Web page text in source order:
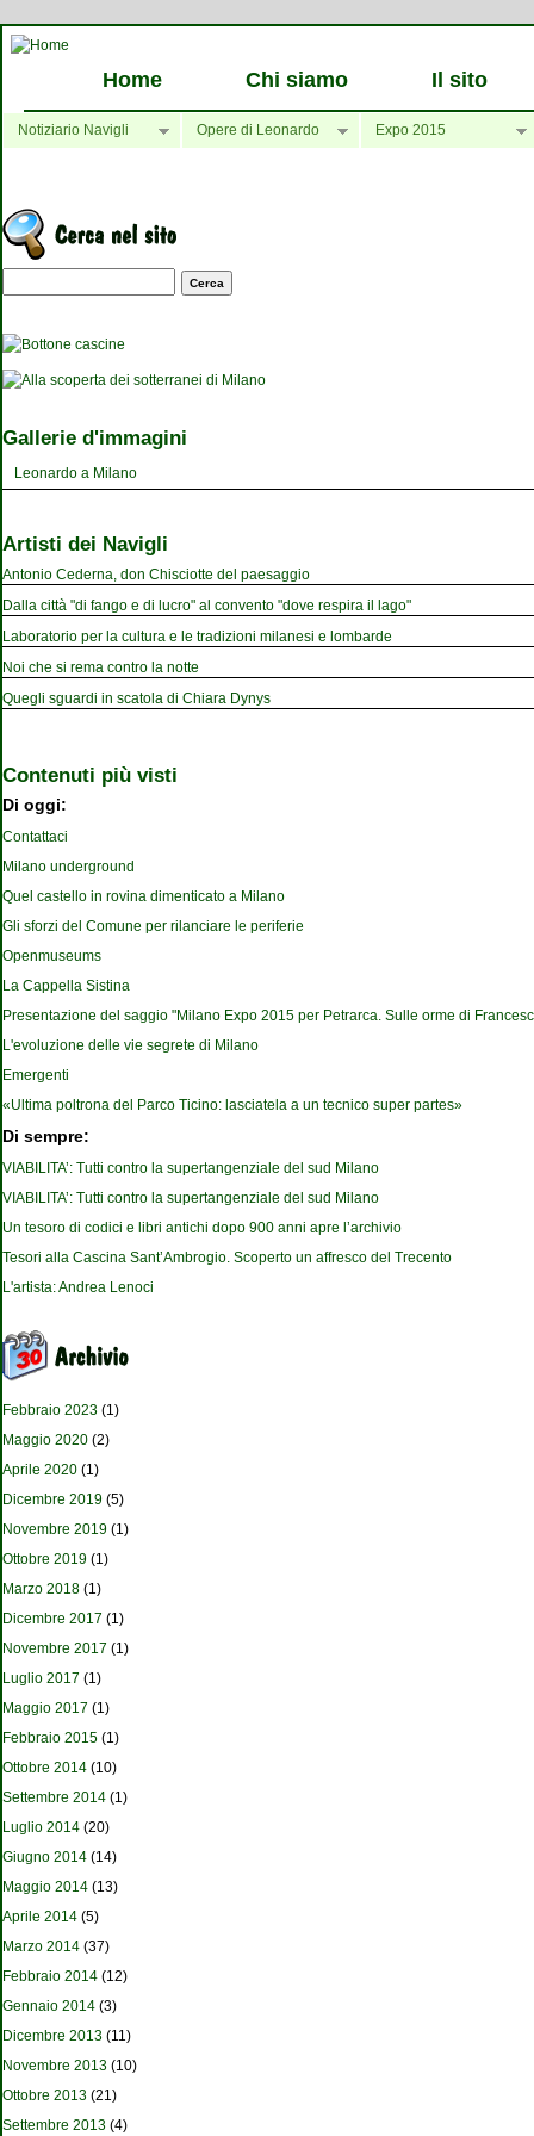
Home Chi siamo Il sito
Notiziario Navigli Opere di Leonardo Expo 2015
Maschera di ricerca
Gallerie d'immagini
Leonardo a Milano
Artisti dei Navigli
Antonio Cederna, don Chisciotte del paesaggio
Dalla città "di fango e di lucro" al convento "dove respira il lago"
Laboratorio per la cultura e le tradizioni milanesi e lombarde
Noi che si rema contro la notte
Quegli sguardi in scatola di Chiara Dynys
Contenuti più visti
Di oggi:
Contattaci
Milano underground
Quel castello in rovina dimenticato a Milano
Gli sforzi del Comune per rilanciare le periferie
Openmuseums
La Cappella Sistina
Presentazione del saggio "Milano Expo 2015 per Petrarca. Sulle orme di
L'evoluzione delle vie segrete di Milano
Emergenti
«Ultima poltrona del Parco Ticino: lasciatela a un tecnico super partes»
Di sempre:
VIABILITA’: Tutti contro la supertangenziale del sud Milano
VIABILITA’: Tutti contro la supertangenziale del sud Milano
Un tesoro di codici e libri antichi dopo 900 anni apre l’archivio
Tesori alla Cascina Sant’Ambrogio. Scoperto un affresco del Trecento
L'artista: Andrea Lenoci
Febbraio 2023 (1)
Maggio 2020 (2)
Aprile 2020 (1)
Dicembre 2019 (5)
Novembre 2019 (1)
Ottobre 2019 (1)
Marzo 2018 (1)
Dicembre 2017 (1)
Novembre 2017 (1)
Luglio 2017 (1)
Maggio 2017 (1)
Febbraio 2015 (1)
Ottobre 2014 (10)
Settembre 2014 (1)
Luglio 2014 (20)
Giugno 2014 (14)
Maggio 2014 (13)
Aprile 2014 (5)
Marzo 2014 (37)
Febbraio 2014 (12)
Gennaio 2014 (3)
Dicembre 2013 (11)
Novembre 2013 (10)
Ottobre 2013 (21)
Settembre 2013 (4)